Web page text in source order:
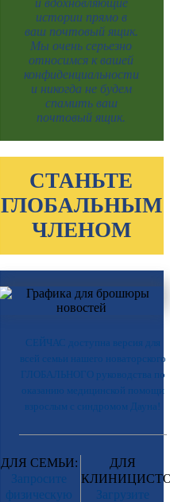
истории прямо в
ваш почтовый ящик.
Мы очень серьезно
относимся к вашей
конфиденциальности
и никогда не будем
спамить ваш
почтовый ящик.
СТАНЬТЕ
ГЛОБАЛЬНЫМ
ЧЛЕНОМ
СЕЙЧАС доступна версия для
всей семьи нашего новаторского
ГЛОБАЛЬНОГО руководства по
оказанию медицинской помощи
взрослым с синдромом Дауна!
ДЛЯ СЕМЬИ:
Запросите
физическую
ДЛЯ
Загрузите